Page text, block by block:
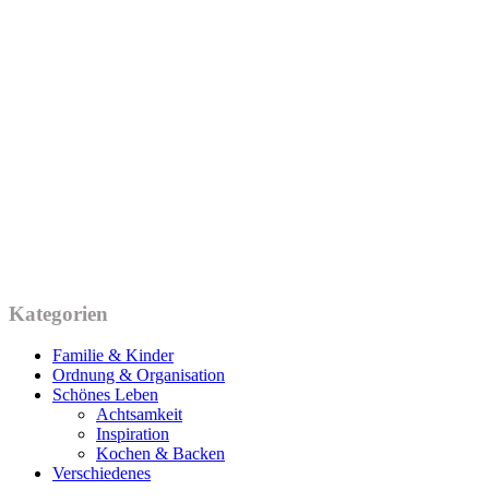
Kategorien
Familie & Kinder
Ordnung & Organisation
Schönes Leben
Achtsamkeit
Inspiration
Kochen & Backen
Verschiedenes